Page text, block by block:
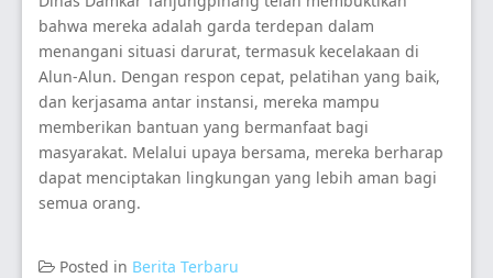
bahwa mereka adalah garda terdepan dalam
menangani situasi darurat, termasuk kecelakaan di
Alun-Alun. Dengan respon cepat, pelatihan yang baik,
dan kerjasama antar instansi, mereka mampu
memberikan bantuan yang bermanfaat bagi
masyarakat. Melalui upaya bersama, mereka berharap
dapat menciptakan lingkungan yang lebih aman bagi
semua orang.
Posted in Berita Terbaru